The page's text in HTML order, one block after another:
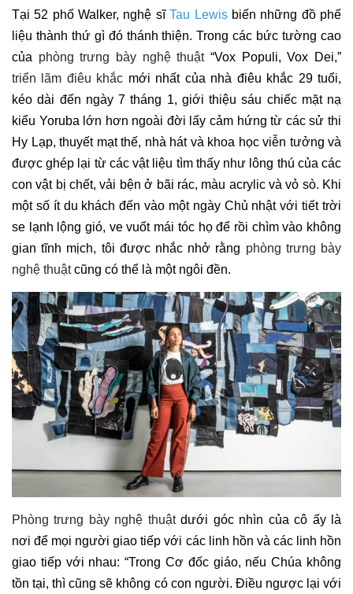
Tại 52 phố Walker, nghệ sĩTau Lewisbiến những đồ phế
liệu thành thứ gì đó thánh thiện. Trong các bức tường cao
của phòng trưng bày nghệ thuật“Vox Populi, Vox Dei,”
triển lãm điêu khắc mới nhất của nhà điêu khắc 29 tuổi,
kéo dài đến ngày 7 tháng 1, giới thiệu sáu chiếc mặt nạ
kiểu Yoruba lớn hơn ngoài đời lấy cảm hứng từ các sử thi
Hy Lạp, thuyết mạt thế, nhà hát và khoa học viễn tưởng và
được ghép lại từ các vật liệu tìm thấy như lông thú của các
con vật bị chết, vải bện ở bãi rác, màu acrylic và vỏ sò. Khi
một số ít du khách đến vào một ngày Chủ nhật với tiết trời
se lạnh lộng gió, ve vuốt mái tóc họ để rồi chìm vào không
gian tĩnh mịch, tôi được nhắc nhở rằng phòng trưng bày
nghệ thuậtcũng có thể là một ngôi đền.
Phòng trưng bày nghệ thuậtdưới góc nhìn của cô ấy là
nơi để mọi người giao tiếp với các linh hồn và các linh hồn
giao tiếp với nhau: “Trong Cơ đốc giáo, nếu Chúa không
tồn tại, thì cũng sẽ không có con người. Điều ngược lại với